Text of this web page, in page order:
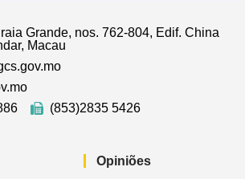
Grande, nos. 762-804, Edif. China
Macau
(853)2835 5426
Opiniões